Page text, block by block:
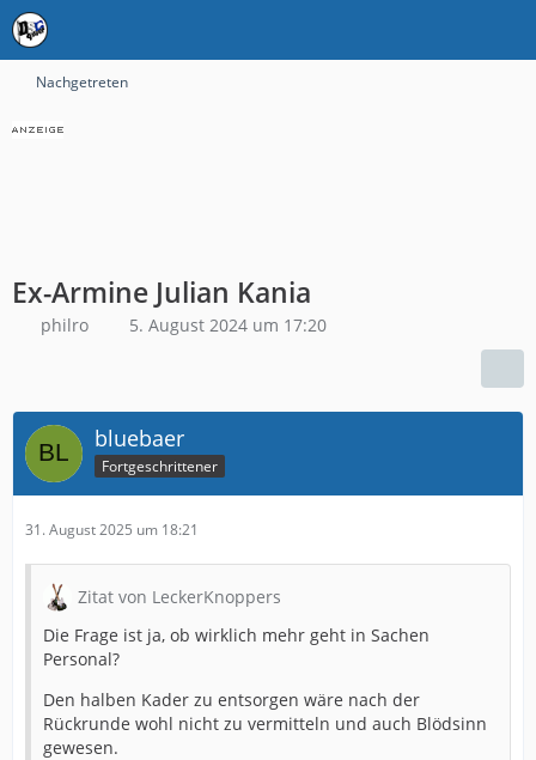
Nachgetreten
Ex-Armine Julian Kania
philro 5. August 2024 um 17:20
bluebaer
Fortgeschrittener
31. August 2025 um 18:21
Zitat von LeckerKnoppers
Die Frage ist ja, ob wirklich mehr geht in Sachen
Personal?
Den halben Kader zu entsorgen wäre nach der
Rückrunde wohl nicht zu vermitteln und auch Blödsinn
gewesen.